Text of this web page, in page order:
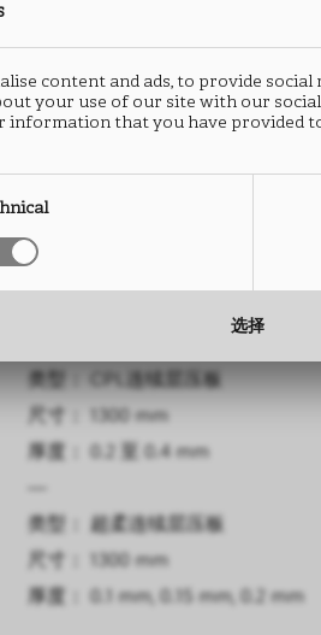
MATRIX
LK91
类型： HPL防火板
尺寸： 3050 x 1300 mm
类型： CPL连续层压板
尺寸： 1300 mm
厚度： 0.2 至 0.4 mm
—
类型： 超柔连续层压板
尺寸： 1300 mm
厚度： 0.1 mm, 0.15 mm, 0.2 mm
content and ads, to provide
your use of our site with our
information that you have provided
选择